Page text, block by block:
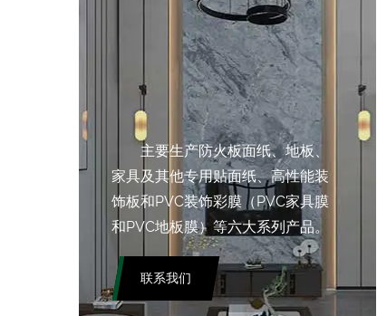
主要生产防火板面纸、地板、
家具及其他专用贴面纸、高性能装
饰板和PVC装饰彩膜（PVC家具膜
和PVC地板膜）等六大系列产品。
联系我们